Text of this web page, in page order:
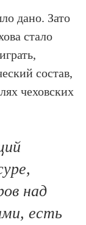
дано. Зато
стало
состав,
чеховских
над
есть